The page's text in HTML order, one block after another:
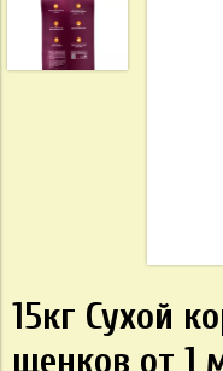
15кг Сухой
щенков от 1